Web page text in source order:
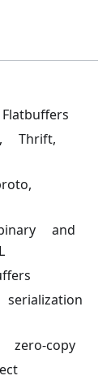
Thrift,
and
copy